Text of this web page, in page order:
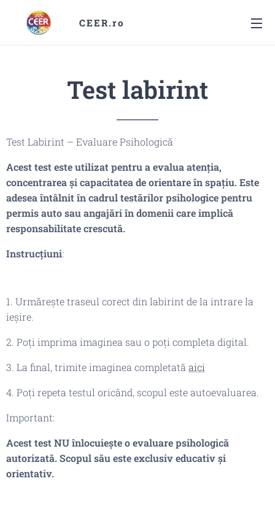
CEER.ro
Test labirint
Test Labirint – Evaluare Psihologică
Acest test este utilizat pentru a evalua atenția,
concentrarea și capacitatea de orientare în spațiu. Este
adesea întâlnit în cadrul testărilor psihologice pentru
permis auto sau angajări în domenii care implică
responsabilitate crescută.
Instrucțiuni:
1. Urmărește traseul corect din labirint de la intrare la
ieșire.
2. Poți imprima imaginea sau o poți completa digital.
3. La final, trimite imaginea completată aici
4. Poți repeta testul oricând, scopul este autoevaluarea.
Important:
Acest test NU înlocuiește o evaluare psihologică
autorizată. Scopul său este exclusiv educativ și
orientativ.